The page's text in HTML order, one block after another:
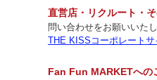
直営店・リクルート・
問い合わせをお願いいたし
THE KISSコーポレートサ
Fan Fun MARKETへの